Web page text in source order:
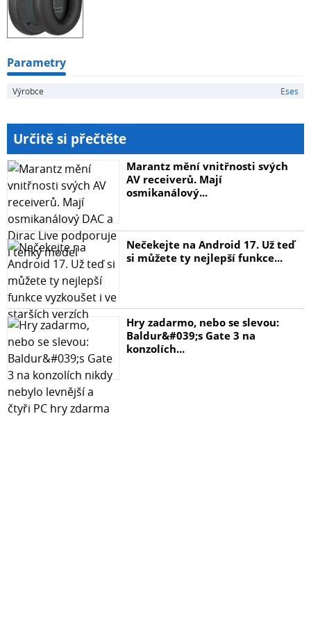
Parametry
Výrobce Eses
Určitě si přečtěte
Marantz mění vnitřnosti svých
AV receiverů. Mají
osmikanálový...
Nečekejte na Android 17. Už teď
si můžete ty nejlepší funkce...
Hry zadarmo, nebo se slevou:
Baldur&#039;s Gate 3 na
konzolích...